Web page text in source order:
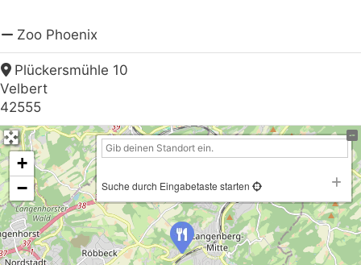
Zoo Phoenix
Plückersmühle 10
Velbert
42555
+
−
Suche durch Eingabetaste starten